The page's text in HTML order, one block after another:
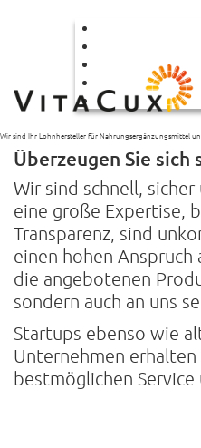
eine gute Entscheidung!
Von der ersten Idee bis zum fertigen Produkt:
Wir sind Ihr Lohnhersteller für Nahrungsergänzungsmittel
PRODUKTION VON NAHRUNGS­ERGÄN­ZUNGS­MITTELN AUCH
INDIVIDUELLE KLEINABPACKUNG VON ROHSTOFFEN
DIE PRODUKTION DER FERTIG­WAREN FINDET
KURZE
Überzeugen Sie sich
Wir sind schnell,
eine große Expertise,
Transparenz, sind
einen hohen
die angebotenen
sondern auch an uns
Startups ebenso wie
Unternehmen erhalten
bestmöglichen